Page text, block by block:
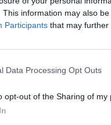
This information may also
Participants that may further
Data Processing Opt Outs
opt-out of the Sharing of my
tiempo. El fallo de
la pasión y el fútbol
la convicción de que
reducir los
tuvo fe y paciencia.
dinámico como Urko
no había otra
fue, además, un